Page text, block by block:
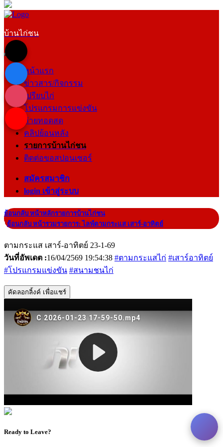
บ้านไก่ชน
หน้าแรก
ข่าวสาร/กิจกรรม
เปรียบไก่
โปรแกรมการแข่งขัน
ถ่ายทอดสด
คลิปย้อนหลัง
รายการบ้านไก่ชน
ติดต่อขอสปอนเซอร์
สมัครสมาชิก
login เข้าสู่ระบบ
ย้อนกลับ หน้าหลักรายการบ้านไก่ชน
|ย้อนกลับ หน้ารวมรายการ: ไลฟ์ตามกระแส เสาร์-อาทิตย์
ตามกระแส เสาร์-อาทิตย์ 23-1-69
วันที่อัพเดต :16/04/2569 19:54:38 #ตามกระแสไก่ #เสาร์อาทิตย์
#โปรแกรมแข่งขัน #สนามชนไก่
คัดลอกลิ้งค์ เพื่อแชร์
Ready to Leave?